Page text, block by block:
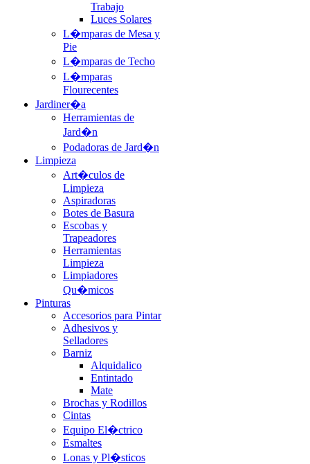
Trabajo
Luces Solares
L�mparas de Mesa y
Pie
L�mparas de Techo
L�mparas
Flourecentes
Jardiner�a
Herramientas de
Jard�n
Podadoras de Jard�n
Limpieza
Art�culos de
Limpieza
Aspiradoras
Botes de Basura
Escobas y
Trapeadores
Herramientas
Limpieza
Limpiadores
Qu�micos
Pinturas
Accesorios para Pintar
Adhesivos y
Selladores
Barniz
Alquidalico
Entintado
Mate
Brochas y Rodillos
Cintas
Equipo El�ctrico
Esmaltes
Lonas y Pl�sticos